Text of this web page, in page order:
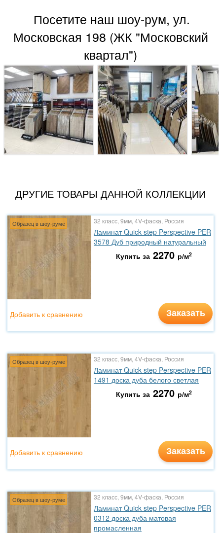
Посетите наш шоу-рум, ул.
Московская 198 (ЖК "Московский
квартал")
ДРУГИЕ ТОВАРЫ ДАННОЙ КОЛЛЕКЦИИ
Образец в шоу-руме 32 класс, 9мм, 4V-фаска, Россия
Ламинат Quick step Perspective PER
3578 Дуб природный натуральный
Купить за 2270 р/м2
Заказать
Добавить к сравнению
Образец в шоу-руме 32 класс, 9мм, 4V-фаска, Россия
Ламинат Quick step Perspective PER
1491 доска дуба белого светлая
Купить за 2270 р/м2
Заказать
Добавить к сравнению
Образец в шоу-руме 32 класс, 9мм, 4V-фаска, Россия
Ламинат Quick step Perspective PER
0312 доска дуба матовая
промасленная